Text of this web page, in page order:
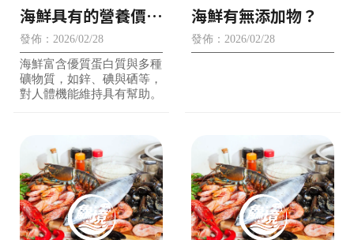
海鮮具有的營養價
值？
發佈：2026/02/28
海鮮富含優質蛋白質與多種
礦物質，如鋅、碘與硒等，
對人體機能維持具有幫助。
海鮮有無添加物？
發佈：2026/02/28